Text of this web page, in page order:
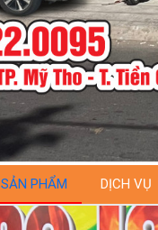
SẢN PHẨM DỊCH VỤ